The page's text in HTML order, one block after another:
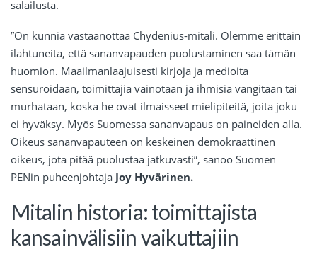
salailusta.
”On kunnia vastaanottaa Chydenius-mitali. Olemme erittäin
ilahtuneita, että sananvapauden puolustaminen saa tämän
huomion. Maailmanlaajuisesti kirjoja ja medioita
sensuroidaan, toimittajia vainotaan ja ihmisiä vangitaan tai
murhataan, koska he ovat ilmaisseet mielipiteitä, joita joku
ei hyväksy. Myös Suomessa sananvapaus on paineiden alla.
Oikeus sananvapauteen on keskeinen demokraattinen
oikeus, jota pitää puolustaa jatkuvasti”, sanoo Suomen
PENin puheenjohtaja Joy Hyvärinen.
Mitalin historia: toimittajista
kansainvälisiin vaikuttajiin